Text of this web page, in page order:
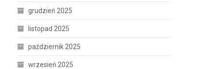
grudzień 2025
listopad 2025
październik 2025
wrzesień 2025